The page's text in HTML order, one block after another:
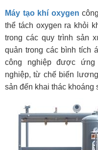
Máy tạo khí oxygen
thể tách oxygen ra khỏi
trong các quy trình sản
quản trong các bình tích
công nghiệp được ứng
nghiệp, từ chế biến
sản đến khai thác khoáng